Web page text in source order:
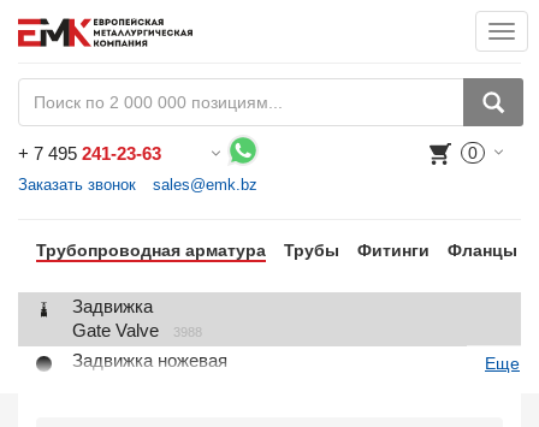
+ 7 495 241-23-63
Заказать звонок sales@emk.bz
0
Трубопроводная арматура Трубы Фитинги Фланцы
Задвижка
Gate Valve
3988
Задвижка ножевая
Еще